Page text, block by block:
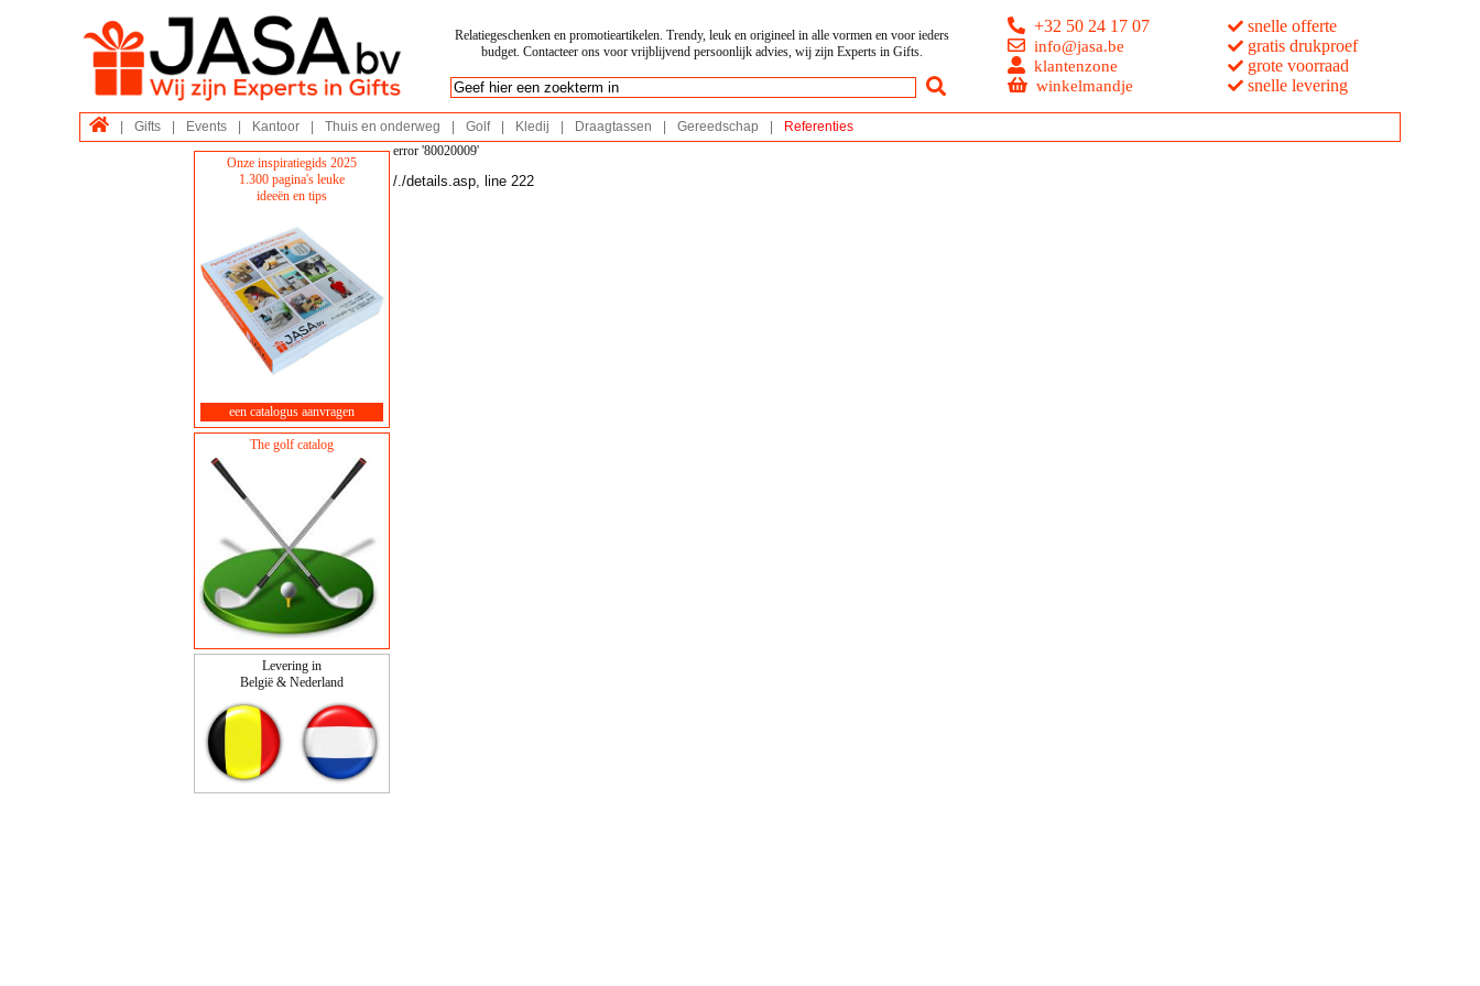
Relatiegeschenken en promotieartikelen. Trendy, leuk en origineel in alle vormen en voor ieders
budget. Contacteer ons voor vrijblijvend persoonlijk advies, wij zijn Experts in Gifts.
+32 50 24 17 07
info@jasa.be
klantenzone
winkelmandje
snelle offerte
gratis drukproef
grote voorraad
snelle levering
Gifts Events Kantoor Thuis en onderweg Golf Kledij Draagtassen Gereedschap Referenties
Onze inspiratiegids 2025
1.300 pagina's leuke
ideeën en tips
een catalogus aanvragen
The golf catalog
Levering in
België & Nederland
error '80020009'
/./details.asp, line 222